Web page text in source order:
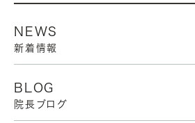
NEWS
新着情報
BLOG
院長ブログ